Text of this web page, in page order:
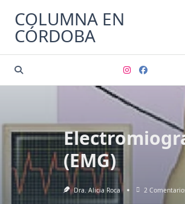
contenido
COLUMNA EN
CÓRDOBA
(EMG)
Dra. Alicia Roca 2